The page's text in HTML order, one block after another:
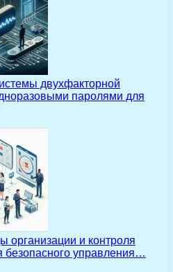
двухфакторной
паролями для
организации и контроля
безопасного управления…